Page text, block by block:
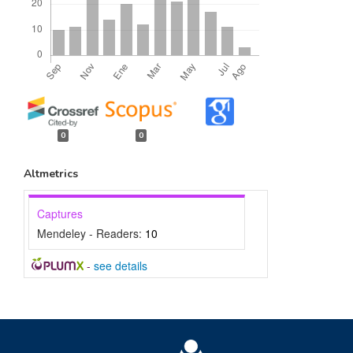
0 0
Altmetrics
Captures
Mendeley - Readers: 10
- see details